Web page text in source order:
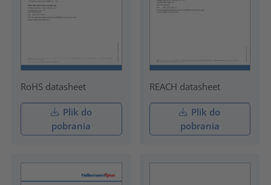
RoHS datasheet
Plik do
pobrania
REACH datasheet
Plik do
pobrania